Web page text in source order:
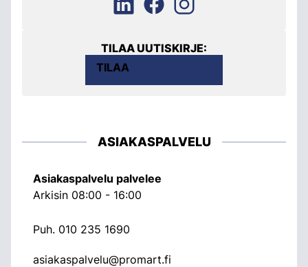
TILAA UUTISKIRJE:
TILAA
ASIAKASPALVELU
Asiakaspalvelu palvelee
Arkisin 08:00 - 16:00
Puh. 010 235 1690
asiakaspalvelu@promart.fi